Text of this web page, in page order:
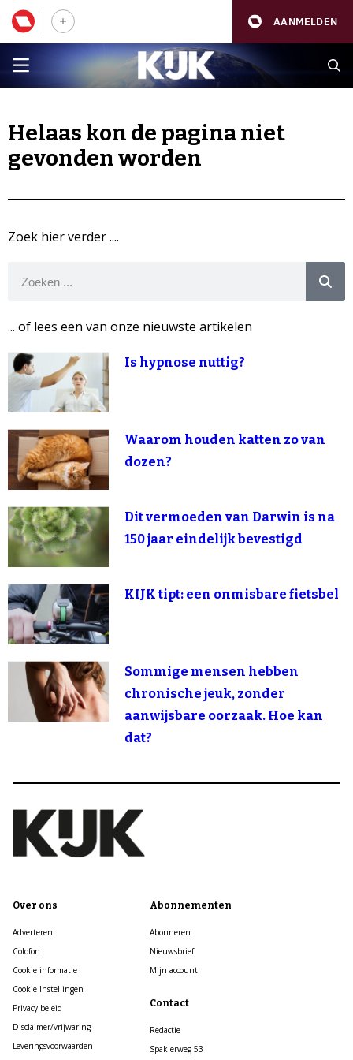
AANMELDEN
Helaas kon de pagina niet
gevonden worden
Zoek hier verder ....
... of lees een van onze nieuwste artikelen
Is hypnose nuttig?
Waarom houden katten zo van
dozen?
Dit vermoeden van Darwin is na
150 jaar eindelijk bevestigd
KIJK tipt: een onmisbare fietsbel
Sommige mensen hebben
chronische jeuk, zonder
aanwijsbare oorzaak. Hoe kan
dat?
Over ons
Adverteren
Colofon
Cookie informatie
Cookie Instellingen
Privacy beleid
Disclaimer/vrijwaring
Leveringsvoorwaarden
Abonnementen
Abonneren
Nieuwsbrief
Mijn account
Contact
Redactie
Spaklerweg 53